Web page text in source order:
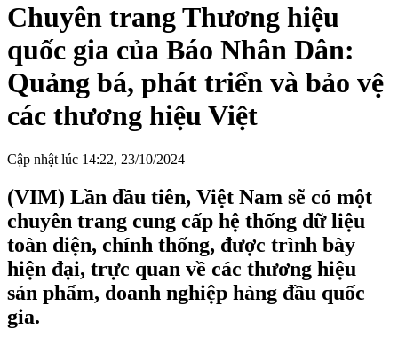
Chuyên trang Thương hiệu
quốc gia của Báo Nhân Dân:
Quảng bá, phát triển và bảo vệ
các thương hiệu Việt
Cập nhật lúc 14:22, 23/10/2024
(VIM) Lần đầu tiên, Việt Nam sẽ có một
chuyên trang cung cấp hệ thống dữ liệu
toàn diện, chính thống, được trình bày
hiện đại, trực quan về các thương hiệu
sản phẩm, doanh nghiệp hàng đầu quốc
gia.